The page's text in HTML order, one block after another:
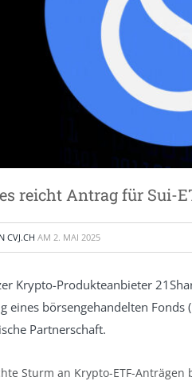
reicht Antrag für Sui-
CVJ.CH AM 2. MAI 2025
Krypto-Produkteanbieter
eines börsengehandelten
Partnerschaft.
Sturm an Krypto-ETF-Anträgen